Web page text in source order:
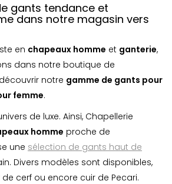
gants tendance et
dans notre magasin vers
en chapeaux homme et ganterie,
dans notre boutique de
notre gamme de gants pour
femme.
de luxe. Ainsi, Chapellerie
homme proche de
une sélection de gants haut de
Divers modèles sont disponibles,
cerf ou encore cuir de Pecari.